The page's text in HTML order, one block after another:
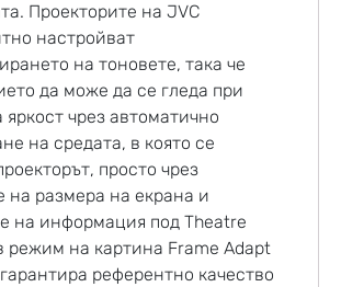
Проекторите на JVC
настройват
на тоновете, така че
да може да се гледа при
чрез автоматично
на средата, в която се
просто чрез
на размера на екрана и
на информация под Theatre
режим на картина Frame Adapt
референтно качество